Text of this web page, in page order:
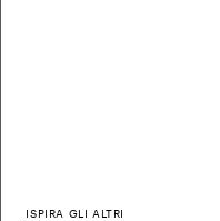
ISPIRA GLI ALTRI